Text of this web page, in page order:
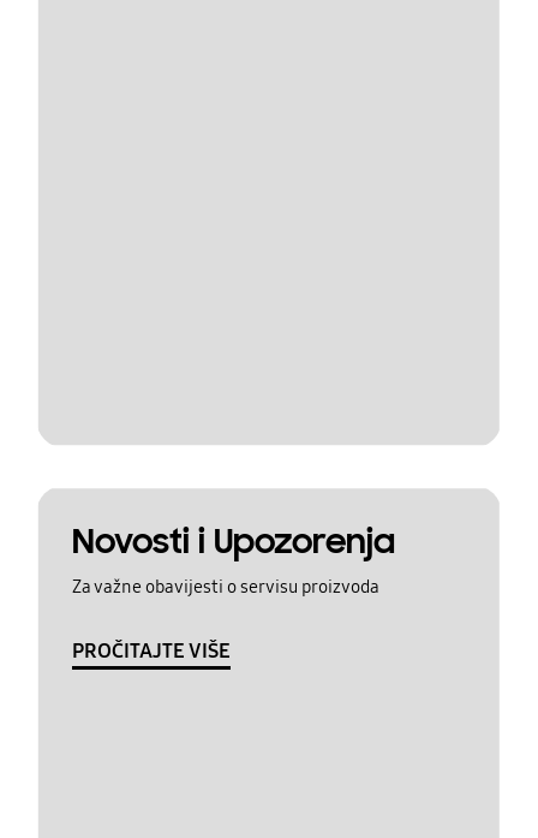
Novosti i Upozorenja
Za važne obavijesti o servisu proizvoda
PROČITAJTE VIŠE